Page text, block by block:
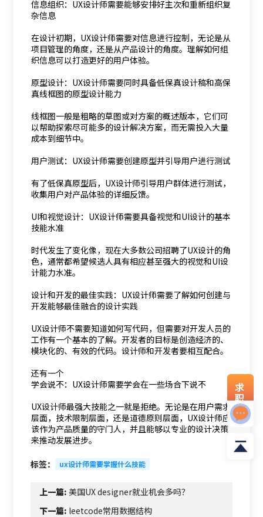
信息组织：UX设计师需要能够安排好主次和重新组织复
杂信息
在设计初期，UX设计师需要对信息进行控制，无论是从
项目管理的角度，还是从产品设计的角度。理解如何组
织信息可以打造更好的用户体验。
原型设计：UX设计师需要同时具备低保真设计稿和高保
真线框图的原型设计能力
线框图一般是粗略的草图或对方案的概述版本，它们可
以帮助探索尽可能多的设计解决方案，而无需投入大量
成本到细节中。
用户测试：UX设计师需要创建原型并引导用户进行测试
有了低保真原型后，UX设计师引导用户群体进行测试，
收集用户对产品体验的详细反馈。
UI和视觉设计：UX设计师需要具备视觉和UI设计的基本
技能水准
时代发生了变化像，现在大多数公司招聘了UX设计的角
色，通常都希望候选人具有相应甚至强大的视觉和UI设
计能力水准。
设计和开发的最佳实践：UX设计师需要了解如何创建与
开发能够最佳融合的设计实践
UX设计师不需要知道如何写代码，但需要对开发人员的
工作有一个基本的了解。开发者的目标是创造经济的、
模块化的、有效的代码。设计师和开发者要相互配合。
还有一个
学会说不：UX设计师需要学会在一些场合下说不
UX设计师最强大技能之一就是拒绝。无论是在用户需求
层面，技术限制层面，还是道德原则层面，UX设计师应
该作为产品质量的守门人，并且能够以专业的设计决策
来推动发展进步。
标签： ux设计师需要掌握什么技能
上一篇:美国UX designer就业机会多吗？
下一篇: leetcode常用数据结构
求
职
资
料